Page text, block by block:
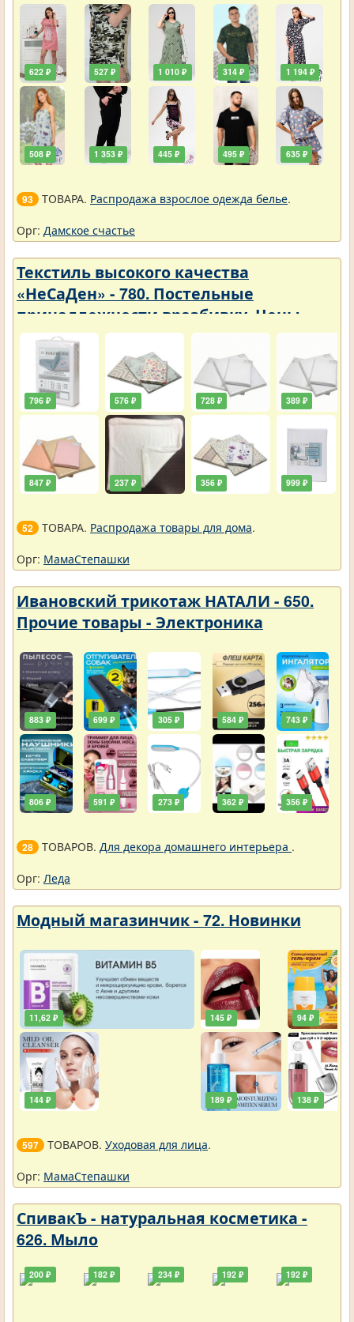
622 ₽
508 ₽
527 ₽
1 353 ₽
1 010 ₽
445 ₽
314 ₽
495 ₽
1 194 ₽
635 ₽
93 ТОВАРА. Распродажа взрослое одежда белье.
Орг: Дамское счастье
Текстиль высокого качества
«НеСаДен» - 780. Постельные
принадлежности вразбивку. Цены
упали
796 ₽
847 ₽
576 ₽
237 ₽
728 ₽
356 ₽
389 ₽
999 ₽
52 ТОВАРА. Распродажа товары для дома.
Орг: МамаСтепашки
Ивановский трикотаж НАТАЛИ - 650.
Прочие товары - Электроника
883 ₽
806 ₽
699 ₽
591 ₽
305 ₽
273 ₽
584 ₽
362 ₽
743 ₽
356 ₽
28 ТОВАРОВ. Для декора домашнего интерьера .
Орг: Леда
Модный магазинчик - 72. Новинки
11,62 ₽
144 ₽
145 ₽
189 ₽
94 ₽
138 ₽
597 ТОВАРОВ. Уходовая для лица.
Орг: МамаСтепашки
СпивакЪ - натуральная косметика -
626. Мыло
200 ₽ 182 ₽ 234 ₽ 192 ₽ 192 ₽